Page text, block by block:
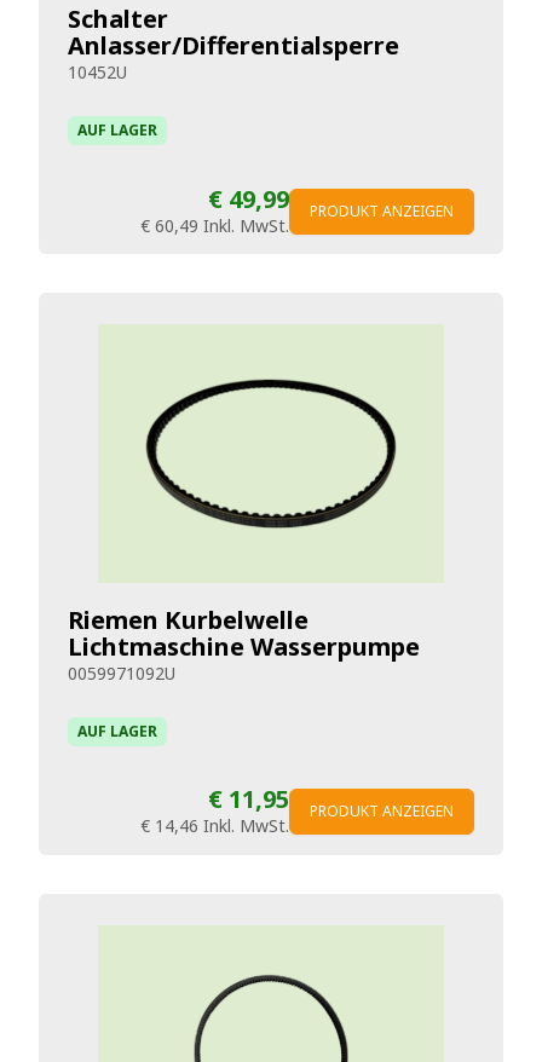
Schalter
Anlasser/Differentialsperre
10452U
AUF LAGER
€ 49,99
€ 60,49 Inkl. MwSt.
PRODUKT ANZEIGEN
Riemen Kurbelwelle
Lichtmaschine Wasserpumpe
0059971092U
AUF LAGER
€ 11,95
€ 14,46 Inkl. MwSt.
PRODUKT ANZEIGEN